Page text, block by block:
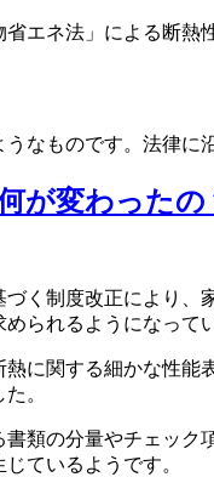
エネ法」による断
なものです。法律に
が変わったの
く制度改正により
られるようになって
に関する細かな性
。
類の分量やチェッ
ているようです。